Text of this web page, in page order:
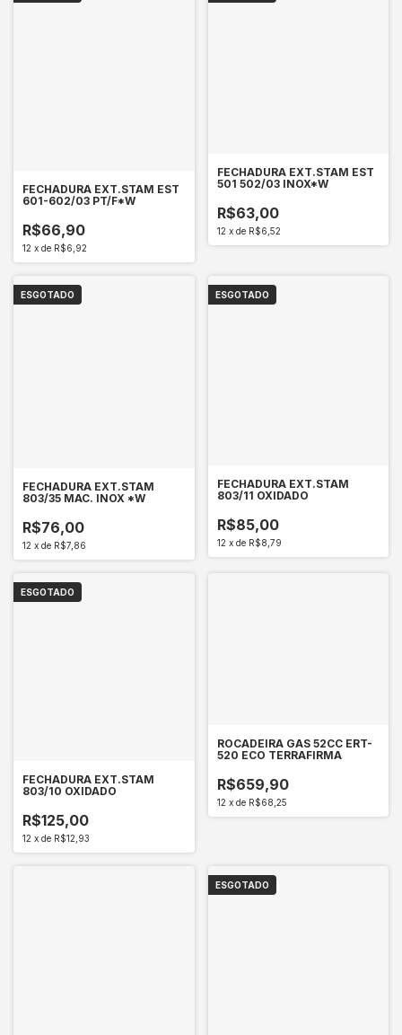
FECHADURA EXT.STAM EST
601-602/03 PT/F*W
R$66,90
12 x de R$6,92
FECHADURA EXT.STAM EST
501 502/03 INOX*W
R$63,00
12 x de R$6,52
ESGOTADO
FECHADURA EXT.STAM
803/35 MAC. INOX *W
R$76,00
12 x de R$7,86
ESGOTADO
FECHADURA EXT.STAM
803/11 OXIDADO
R$85,00
12 x de R$8,79
ESGOTADO
FECHADURA EXT.STAM
803/10 OXIDADO
R$125,00
12 x de R$12,93
ROCADEIRA GAS 52CC ERT-
520 ECO TERRAFIRMA
R$659,90
12 x de R$68,25
ESGOTADO